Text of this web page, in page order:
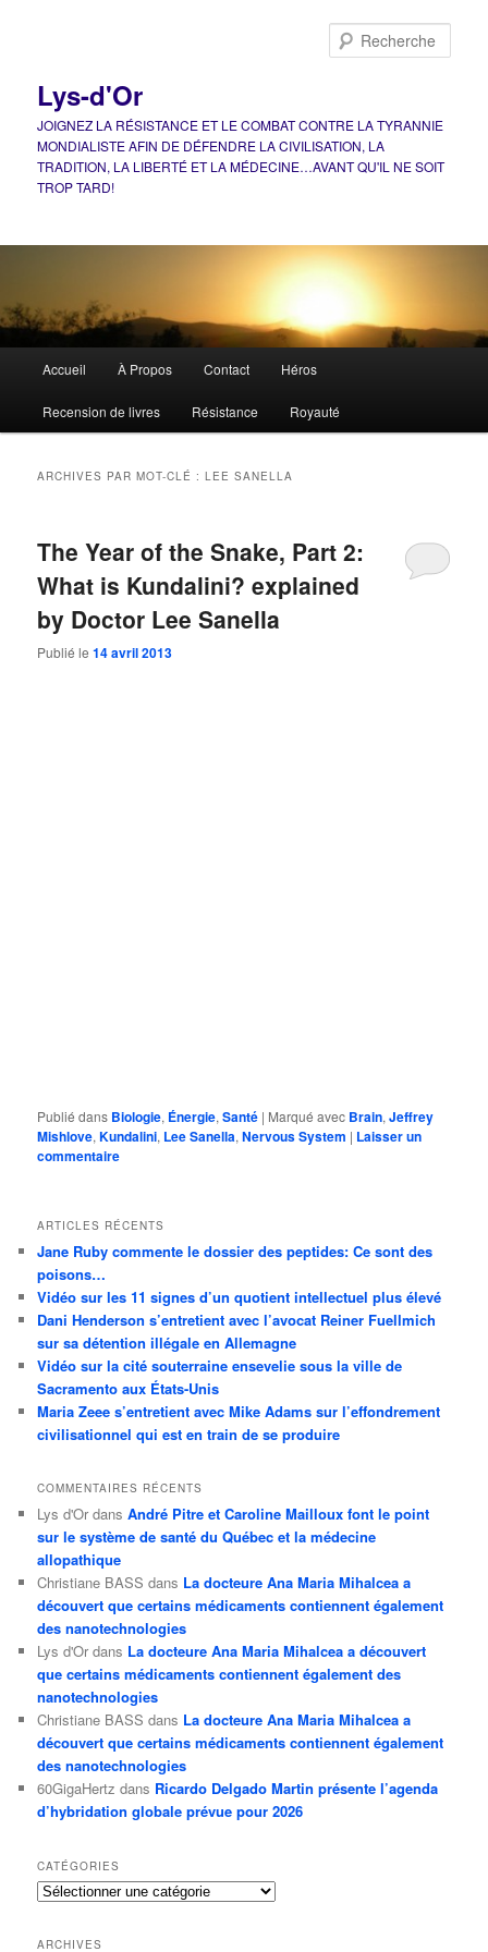
Lys-d'Or
JOIGNEZ LA RÉSISTANCE ET LE COMBAT CONTRE LA TYRANNIE
MONDIALISTE AFIN DE DÉFENDRE LA CIVILISATION, LA
TRADITION, LA LIBERTÉ ET LA MÉDECINE…AVANT QU'IL NE SOIT
TROP TARD!
principal
Accueil À Propos Contact Héros
Recension de livres Résistance Royauté
ARCHIVES PAR MOT-CLÉ :LEE SANELLA
The Year of the Snake, Part 2:
What is Kundalini? explained
by Doctor Lee Sanella
Publié le14 avril 2013
Publié dans Biologie, Énergie,Santé | Marqué avec Brain,Jeffrey
Mishlove,Kundalini, Lee Sanella,Nervous System | Laisser un
commentaire
ARTICLES RÉCENTS
Jane Ruby commente le dossier des peptides: Ce sont des
poisons…
Vidéo sur les 11 signes d’un quotient intellectuel plus élevé
Dani Henderson s’entretient avec l’avocat Reiner Fuellmich
sur sa détention illégale en Allemagne
Vidéo sur la cité souterraine ensevelie sous la ville de
Sacramento aux États-Unis
Maria Zeee s’entretient avec Mike Adams sur l’effondrement
civilisationnel qui est en train de se produire
COMMENTAIRES RÉCENTS
Lys d'Or dansAndré Pitre et Caroline Mailloux font le point
sur le système de santé du Québec et la médecine
allopathique
Christiane BASS dans La docteure Ana Maria Mihalcea a
découvert que certains médicaments contiennent également
des nanotechnologies
Lys d'Or dans La docteure Ana Maria Mihalcea a découvert
que certains médicaments contiennent également des
nanotechnologies
Christiane BASS dans La docteure Ana Maria Mihalcea a
découvert que certains médicaments contiennent également
des nanotechnologies
60GigaHertz dans Ricardo Delgado Martin présente l’agenda
d’hybridation globale prévue pour 2026
CATÉGORIES
Catégories
ARCHIVES